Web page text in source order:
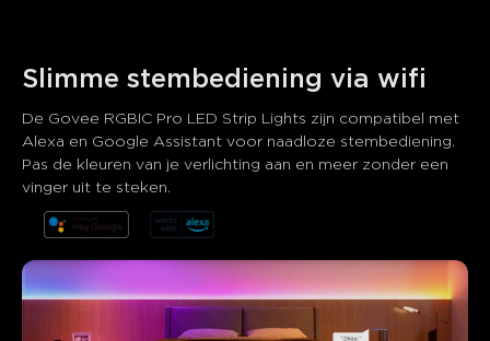
Slimme stembediening via wifi
De Govee RGBIC Pro LED Strip Lights zijn compatibel met
Alexa en Google Assistant voor naadloze stembediening.
Pas de kleuren van je verlichting aan en meer zonder een
vinger uit te steken.
Wat klanten zeggen
0
Klanten vermelden
0
Positief
0
Negatief